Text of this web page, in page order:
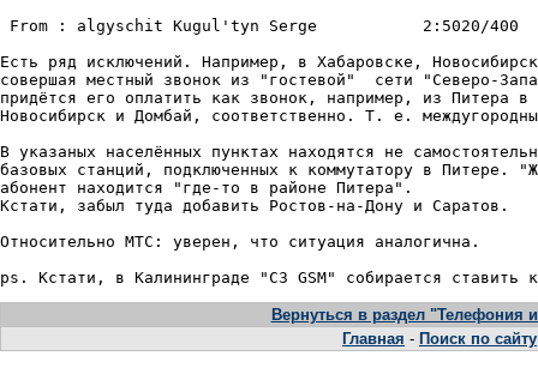
From : algyschit Kugul'tyn Serge           2:5020/400
Есть ряд исключений. Например, в Хабаровске,
совершая местный звонок из "гостевой"  сети "Северо-
придётся его оплатить как звонок, например, из Питера в
Новосибирск и Домбай, соответственно. Т. е.
В указаных населённых пунктах находятся не
базовых станций, подключенных к коммутатору в Питере.
абонент находится "где-то в районе Питера".
Кстати, забыл туда добавить Ростов-на-Дону и Саратов.
Относительно МТС: уверен, что ситуация аналогична.
Вернуться в раздел "Телефония
Главная - Поиск по сайту